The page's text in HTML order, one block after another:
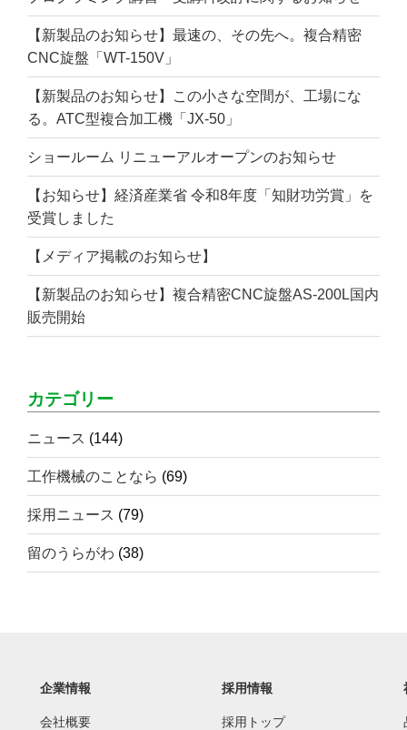
【新製品のお知らせ】最速の、その先へ。複合精密
CNC旋盤「WT-150V」
【新製品のお知らせ】この小さな空間が、工場にな
る。ATC型複合加工機「JX-50」
ショールーム リニューアルオープンのお知らせ
【お知らせ】経済産業省 令和8年度「知財功労賞」を
受賞しました
【メディア掲載のお知らせ】
【新製品のお知らせ】複合精密CNC旋盤AS-200L国内
販売開始
カテゴリー
ニュース (144)
工作機械のことなら (69)
採用ニュース (79)
留のうらがわ (38)
企業情報
会社概要
採用情報
採用トップ